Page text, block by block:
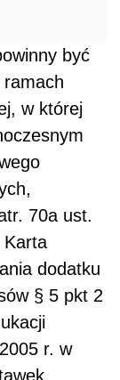
być
w której
70a ust.
Karta
dodatku
§ 5 pkt 2
r. w